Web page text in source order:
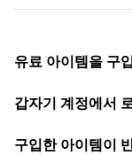
유료 아이템을 구
갑자기 계정에서
구입한 아이템이